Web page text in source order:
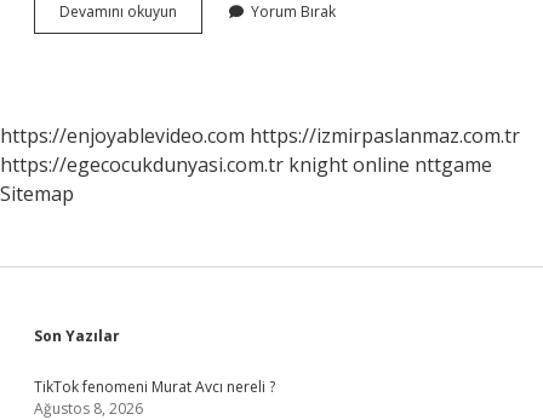
Devamını okuyun
Ingilizcesi
Yorum Bırak
https://enjoyablevideo.com https://izmirpaslanmaz.com.tr
https://egecocukdunyasi.com.tr knight online nttgame
Sitemap
Sidebar
Son Yazılar
TikTok fenomeni Murat Avcı nereli ?
Ağustos 8, 2026